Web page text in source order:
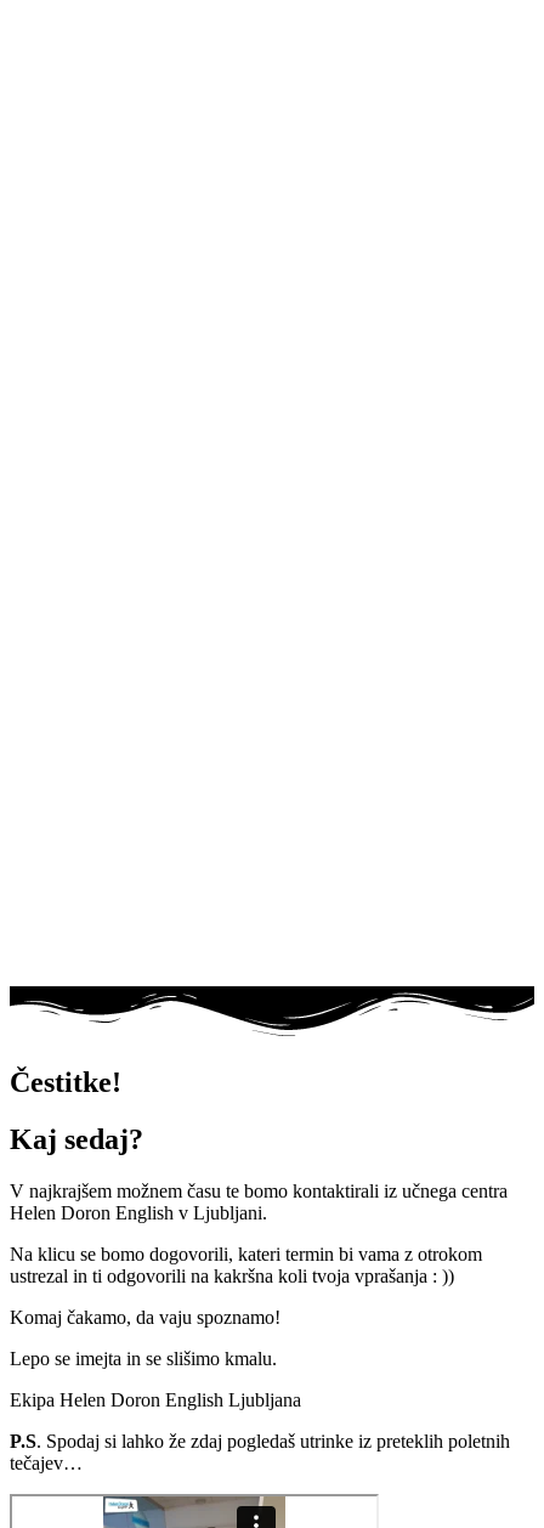
Čestitke!
Kaj sedaj?
V najkrajšem možnem času te bomo kontaktirali iz učnega centra
Helen Doron English v Ljubljani.
Na klicu se bomo dogovorili, kateri termin bi vama z otrokom
ustrezal in ti odgovorili na kakršna koli tvoja vprašanja : ))
Komaj čakamo, da vaju spoznamo!
Lepo se imejta in se slišimo kmalu.
Ekipa Helen Doron English Ljubljana
P.S. Spodaj si lahko že zdaj pogledaš utrinke iz preteklih poletnih
tečajev…